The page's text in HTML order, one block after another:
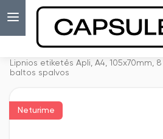
Lipnios etiketės Apli, A4, 105x70mm,
baltos spalvos
Neturime